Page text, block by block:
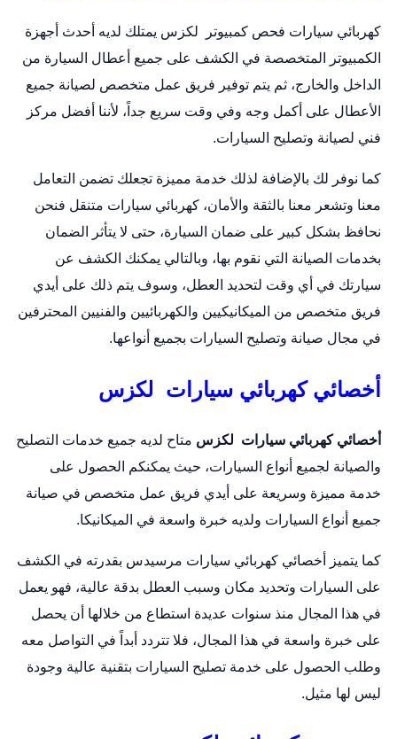
كهربائي سيارات فحص كمبيوتر لكزس يمتلك لديه أحدث أجهزة
الكمبيوتر المتخصصة في الكشف على جميع أعطال السيارة من
الداخل والخارج، ثم يتم توفير فريق عمل متخصص لصيانة جميع
الأعطال على أكمل وجه وفي وقت سريع جداً، لأننا أفضل مركز
فني لصيانة وتصليح السيارات.
كما نوفر لك بالإضافة لذلك خدمة مميزة تجعلك تضمن التعامل
معنا وتشعر معنا بالثقة والأمان، كهربائي سيارات متنقل فنحن
نحافظ بشكل كبير على ضمان السيارة، حتى لا يتأثر الضمان
بخدمات الصيانة التي نقوم بها، وبالتالي يمكنك الكشف عن
سيارتك في أي وقت لتحديد العطل، وسوف يتم ذلك على أيدي
فريق متخصص من الميكانيكيين والكهربائيين والفنيين المحترفين
في مجال صيانة وتصليح السيارات بجميع أنواعها.
أخصائي كهربائي سيارات لكزس
أخصائي كهربائي سيارات لكزس متاح لديه جميع خدمات التصليح
والصيانة لجميع أنواع السيارات، حيث يمكنكم الحصول على
خدمة مميزة وسريعة على أيدي فريق عمل متخصص في صيانة
جميع أنواع السيارات ولديه خبرة واسعة في الميكانيكا.
كما يتميز أخصائي كهربائي سيارات مرسيدس بقدرته في الكشف
على السيارات وتحديد مكان وسبب العطل بدقة عالية، فهو يعمل
في هذا المجال منذ سنوات عديدة استطاع من خلالها أن يحصل
على خبرة واسعة في هذا المجال، فلا تتردد أبداً في التواصل معه
وطلب الحصول على خدمة تصليح السيارات بتقنية عالية وجودة
ليس لها مثيل.